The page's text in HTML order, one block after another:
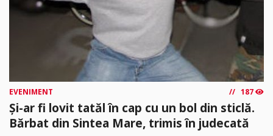
EVENIMENT 187
Și-ar fi lovit tatăl în cap cu un bol din sticlă.
Bărbat din Sintea Mare, trimis în judecată